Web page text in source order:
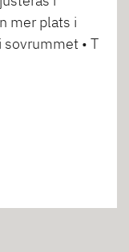
mer plats i
• T